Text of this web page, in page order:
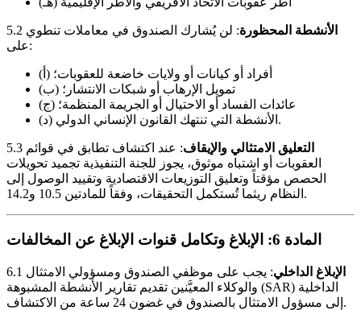
5.2 الأنشطة المحظورة: لن يُشارك الصندوق في معاملات تنطوي
على:
(أ) أفراد أو كيانات أو ولايات خاضعة للعقوبات؛
(ب) تمويل الإرهاب أو شبكات الانتشار؛
(ج) عائدات الفساد أو الاحتيال أو الجريمة المنظمة؛
(د) الأنشطة التي تنتهك القانون الإنساني الدولي.
5.3 التعليق الامتثالي والإيقاف: عند اكتشاف تطابق في قوائم
العقوبات أو اشتباه موثوق، يجوز للجنة التنفيذية تجميد تحويلات
الحصص مؤقتاً وتعليق التوزيعات الاقتصادية وتقييد الوصول إلى
النظام ريثما تُستكمل التحقيقات، وفقاً للمادتين 10.5 و14.2.
المادة 6: الإبلاغ وتكامل قنوات الإبلاغ عن المخالفات
6.1 الإبلاغ الداخلي: يجب على موظفي الصندوق ومسؤولي الامتثال
والوكلاء المعيَّنين تقديم تقارير الأنشطة المشبوهة (SAR) الداخلية
إلى مسؤول الامتثال بالصندوق في غضون 24 ساعة من الاكتشاف.